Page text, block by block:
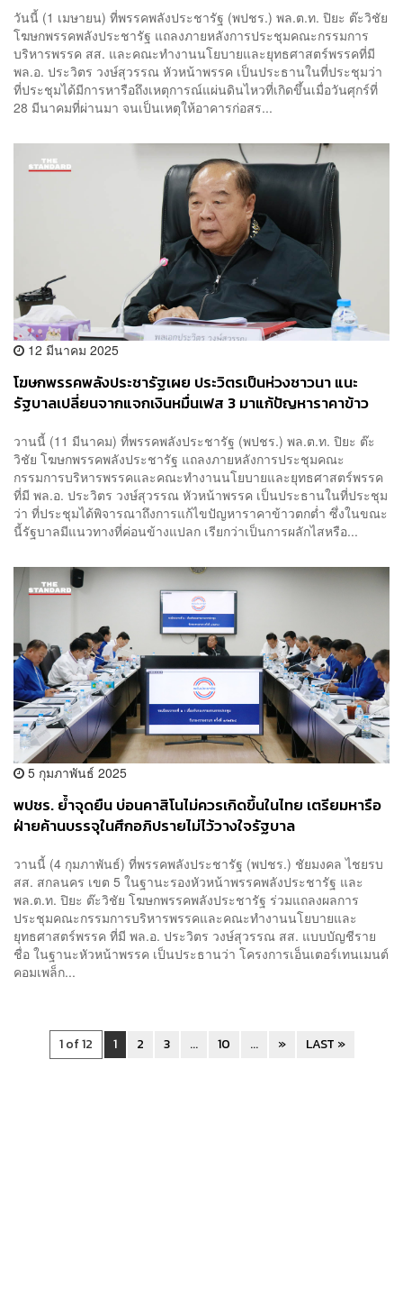
วันนี้ (1 เมษายน) ที่พรรคพลังประชารัฐ (พปชร.) พล.ต.ท. ปิยะ ต๊ะวิชัย
โฆษกพรรคพลังประชารัฐ แถลงภายหลังการประชุมคณะกรรมการ
บริหารพรรค สส. และคณะทำงานนโยบายและยุทธศาสตร์พรรคที่มี
พล.อ. ประวิตร วงษ์สุวรรณ หัวหน้าพรรค เป็นประธานในที่ประชุมว่า
ที่ประชุมได้มีการหารือถึงเหตุการณ์แผ่นดินไหวที่เกิดขึ้นเมื่อวันศุกร์ที่
28 มีนาคมที่ผ่านมา จนเป็นเหตุให้อาคารก่อสร...
12 มีนาคม 2025
โฆษกพรรคพลังประชารัฐเผย ประวิตรเป็นห่วงชาวนา แนะ
รัฐบาลเปลี่ยนจากแจกเงินหมื่นเฟส 3 มาแก้ปัญหาราคาข้าว
วานนี้ (11 มีนาคม) ที่พรรคพลังประชารัฐ (พปชร.) พล.ต.ท. ปิยะ ต๊ะ
วิชัย โฆษกพรรคพลังประชารัฐ แถลงภายหลังการประชุมคณะ
กรรมการบริหารพรรคและคณะทำงานนโยบายและยุทธศาสตร์พรรค
ที่มี พล.อ. ประวิตร วงษ์สุวรรณ หัวหน้าพรรค เป็นประธานในที่ประชุม
ว่า ที่ประชุมได้พิจารณาถึงการแก้ไขปัญหาราคาข้าวตกต่ำ ซึ่งในขณะ
นี้รัฐบาลมีแนวทางที่ค่อนข้างแปลก เรียกว่าเป็นการผลักไสหรือ...
5 กุมภาพันธ์ 2025
พปชร. ย้ำจุดยืน บ่อนคาสิโนไม่ควรเกิดขึ้นในไทย เตรียมหารือ
ฝ่ายค้านบรรจุในศึกอภิปรายไม่ไว้วางใจรัฐบาล
วานนี้ (4 กุมภาพันธ์) ที่พรรคพลังประชารัฐ (พปชร.) ชัยมงคล ไชยรบ
สส. สกลนคร เขต 5 ในฐานะรองหัวหน้าพรรคพลังประชารัฐ และ
พล.ต.ท. ปิยะ ต๊ะวิชัย โฆษกพรรคพลังประชารัฐ ร่วมแถลงผลการ
ประชุมคณะกรรมการบริหารพรรคและคณะทำงานนโยบายและ
ยุทธศาสตร์พรรค ที่มี พล.อ. ประวิตร วงษ์สุวรรณ สส. แบบบัญชีราย
ชื่อ ในฐานะหัวหน้าพรรค เป็นประธานว่า โครงการเอ็นเตอร์เทนเมนต์
คอมเพล็ก...
1 of 12 1 2 3 ... 10 ... » LAST »